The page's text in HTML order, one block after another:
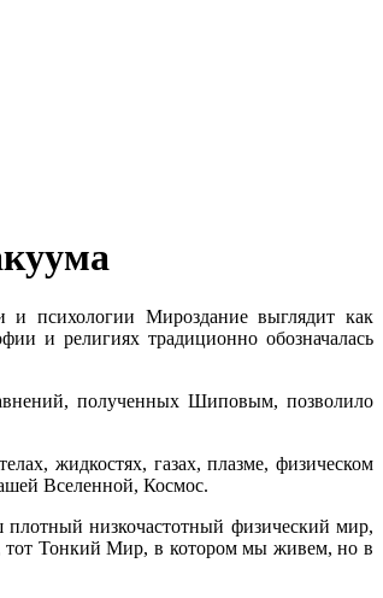
и психологии Мироздание выглядит как
и религиях традиционно обозначалась
полученных Шиповым, позволило
жидкостях, газах, плазме, физическом
Вселенной, Космос.
плотный низкочастотный физический мир,
тот Тонкий Мир, в котором мы живем, но в